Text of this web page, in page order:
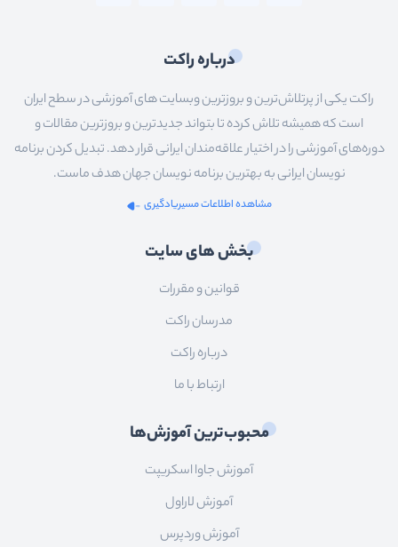
درباره راکت
راکت یکی از پرتلاش‌ترین و بروزترین وبسایت های آموزشی در سطح ایران
است که همیشه تلاش کرده تا بتواند جدیدترین و بروزترین مقالات و
دوره‌های آموزشی را در اختیار علاقه‌مندان ایرانی قرار دهد. تبدیل کردن برنامه
نویسان ایرانی به بهترین برنامه نویسان جهان هدف ماست.
مشاهده اطلاعات مسیریادگیری
بخش های سایت
قوانین و مقررات
مدرسان راکت
درباره راکت
ارتباط با ما
محبوب‌ترین آموزش‌ها
آموزش جاوا اسکریپت
آموزش لاراول
آموزش وردپرس